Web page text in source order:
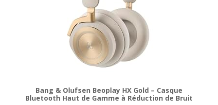
Bang & Olufsen Beoplay HX Gold – Casque
Bluetooth Haut de Gamme à Réduction de Bruit